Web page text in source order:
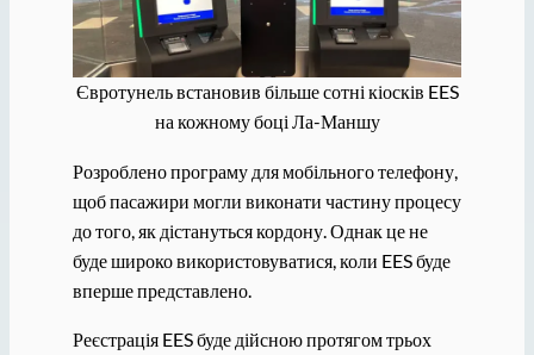
Євротунель встановив більше сотні кіосків EES
на кожному боці Ла-Маншу
Розроблено програму для мобільного телефону,
щоб пасажири могли виконати частину процесу
до того, як дістануться кордону. Однак це не
буде широко використовуватися, коли EES буде
вперше представлено.
Реєстрація EES буде дійсною протягом трьох